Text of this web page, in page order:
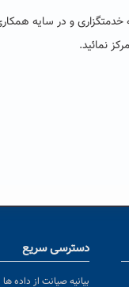
و در سایه
نمائید.
دسترسی سریع
بیانیه صیانت از داده ها